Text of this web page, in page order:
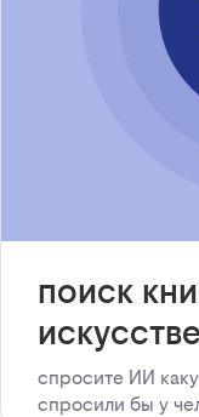
поиск
спросите ИИ
спросили бы у